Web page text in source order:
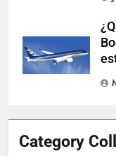
Category